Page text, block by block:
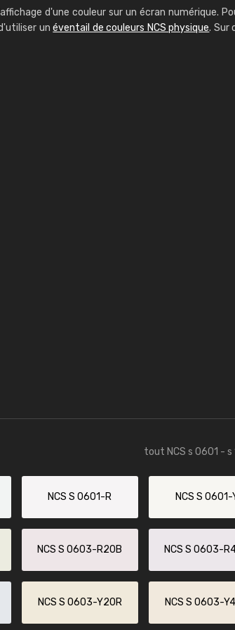
d'une couleur sur un écran numérique.
unéventail de couleurs NCS physique. Sur
tout NCS s 0601 - s
NCS S 0601-R NCS S 0601-
NCS S 0603-R20B NCS S 0603-
NCS S 0603-Y20R NCS S 0603-